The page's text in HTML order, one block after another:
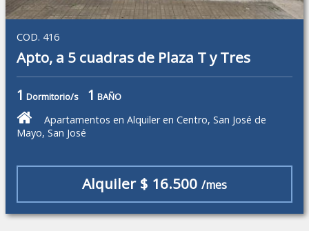
COD. 416
Apto, a 5 cuadras de Plaza T y Tres
1 Dormitorio/s 1 BAÑO
Apartamentos en Alquiler en Centro, San José de
Mayo, San José
Alquiler $ 16.500 /mes